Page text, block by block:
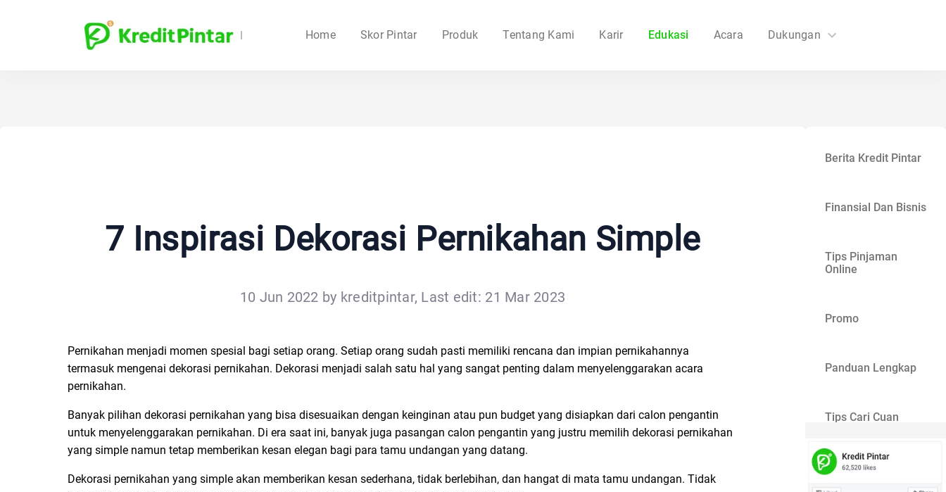
Home Skor Pintar Produk Tentang Kami Karir Edukasi Acara Dukungan
7 Inspirasi Dekorasi Pernikahan Simple
10 Jun 2022 by kreditpintar, Last edit: 21 Mar 2023
Pernikahan menjadi momen spesial bagi setiap orang. Setiap orang sudah pasti memiliki rencana dan impian pernikahannya
termasuk mengenai dekorasi pernikahan. Dekorasi menjadi salah satu hal yang sangat penting dalam menyelenggarakan acara
pernikahan.
Banyak pilihan dekorasi pernikahan yang bisa disesuaikan dengan keinginan atau pun budget yang disiapkan dari calon pengantin
untuk menyelenggarakan pernikahan. Di era saat ini, banyak juga pasangan calon pengantin yang justru memilih dekorasi pernikahan
yang simple namun tetap memberikan kesan elegan bagi para tamu undangan yang datang.
Dekorasi pernikahan yang simple akan memberikan kesan sederhana, tidak berlebihan, dan hangat di mata tamu undangan. Tidak
Berita Kredit Pintar
Finansial Dan Bisnis
Tips Pinjaman
Online
Promo
Panduan Lengkap
Tips Cari Cuan
Gaya Hidup